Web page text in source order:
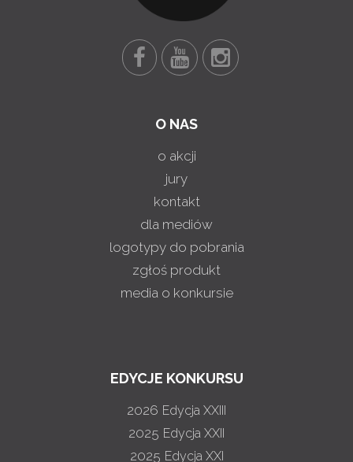
O NAS
o akcji
jury
kontakt
dla mediów
logotypy do pobrania
zgłoś produkt
media o konkursie
EDYCJE KONKURSU
2026 Edycja XXIII
2025 Edycja XXII
2025 Edycja XXI